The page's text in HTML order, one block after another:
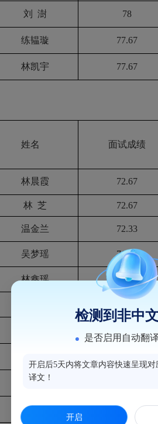
刘 澍 78
练韫璇 77.67
林凯宇 77.67
姓名 面试成绩
林晨霞 72.67
林 芝 72.67
温金兰 72.33
吴梦瑶 71.67
林鑫瑶 71.67
邬歆蕾
朱艳金
检测到非中
是否启用自动翻
开启后5天内将文章内容快速呈现
译文！
开启